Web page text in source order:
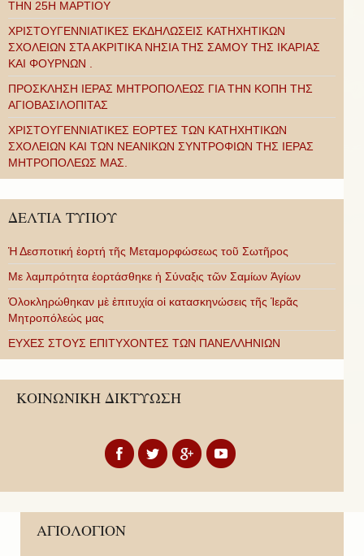
ΤΗΝ 25Η ΜΑΡΤΙΟΥ
ΧΡΙΣΤΟΥΓΕΝΝΙΑΤΙΚΕΣ ΕΚΔΗΛΩΣΕΙΣ ΚΑΤΗΧΗΤΙΚΩΝ
ΣΧΟΛΕΙΩΝ ΣΤΑ ΑΚΡΙΤΙΚΑ ΝΗΣΙΑ ΤΗΣ ΣΑΜΟΥ ΤΗΣ ΙΚΑΡΙΑΣ
ΚΑΙ ΦΟΥΡΝΩΝ .
ΠΡΟΣΚΛΗΣΗ ΙΕΡΑΣ ΜΗΤΡΟΠΟΛΕΩΣ ΓΙΑ ΤΗΝ ΚΟΠΗ ΤΗΣ
ΑΓΙΟΒΑΣΙΛΟΠΙΤΑΣ
ΧΡΙΣΤΟΥΓΕΝΝΙΑΤΙΚΕΣ ΕΟΡΤΕΣ ΤΩΝ ΚΑΤΗΧΗΤΙΚΩΝ
ΣΧΟΛΕΙΩΝ ΚΑΙ ΤΩΝ ΝΕΑΝΙΚΩΝ ΣΥΝΤΡΟΦΙΩΝ ΤΗΣ ΙΕΡΑΣ
ΜΗΤΡΟΠΟΛΕΩΣ ΜΑΣ.
ΔΕΛΤΙΑ ΤΥΠΟΥ
Ἡ Δεσποτική ἑορτή τῆς Μεταμορφώσεως τοῦ Σωτῆρος
Με λαμπρότητα ἑορτάσθηκε ἡ Σύναξις τῶν Σαμίων Ἁγίων
Ὁλοκληρώθηκαν μὲ ἐπιτυχία οἱ κατασκηνώσεις τῆς Ἱερᾶς
Μητροπόλεώς μας
ΕΥΧΕΣ ΣΤΟΥΣ ΕΠΙΤΥΧΟΝΤΕΣ ΤΩΝ ΠΑΝΕΛΛΗΝΙΩΝ
ΚΟΙΝΩΝΙΚΗ ΔΙΚΤΥΩΣΗ
ΑΓΙΟΛΟΓΙΟΝ